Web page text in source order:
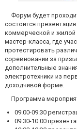
Форум будет
состоится
коммерческой и жилой
мастер-класса, где
протестировать
соревновании за
дополнительные
электротехники из
доходчивой форме.
Программа
09.00-09:30
09:30-10:00